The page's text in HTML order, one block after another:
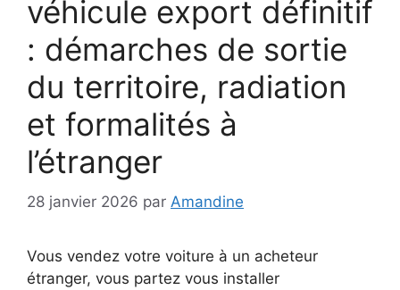
véhicule export définitif
: démarches de sortie
du territoire, radiation
et formalités à
l’étranger
28 janvier 2026 par Amandine
Vous vendez votre voiture à un acheteur
étranger, vous partez vous installer